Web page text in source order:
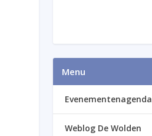
Menu
Evenementenagenda
Weblog De Wolden